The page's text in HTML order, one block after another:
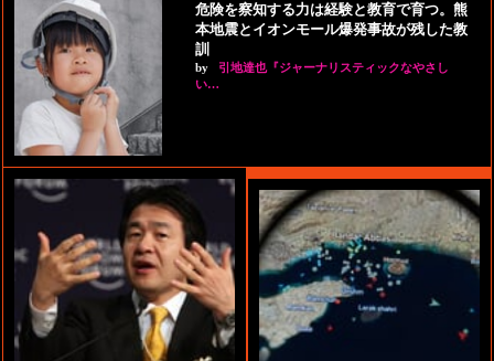
危険を察知する力は経験と教育で育つ。熊
本地震とイオンモール爆発事故が残した教
訓
by
引地達也『ジャーナリスティックなやさし
い…